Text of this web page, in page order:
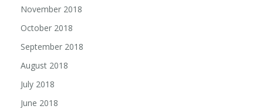
November 2018
October 2018
September 2018
August 2018
July 2018
June 2018